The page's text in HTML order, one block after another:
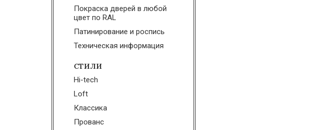
Покраска дверей в любой
цвет по RAL
Патинирование и роспись
Техническая информация
СТИЛИ
Hi-tech
Loft
Классика
Прованс